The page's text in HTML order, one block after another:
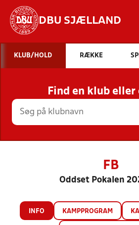
DBU SJÆLLAND
STILLINGER, RESULTATER,
HOLD
KLUB/HOLD RÆKKE
Find en klub eller
FB
Oddset Pokalen
INFO KAMPPROGRAM